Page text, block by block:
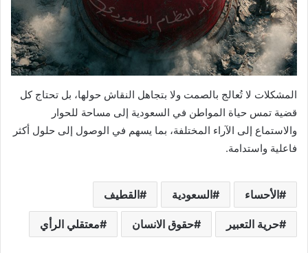
المشكلات لا تُعالج بالصمت ولا بتجاهل النقاش حولها، بل تحتاج كل
قضية تمس حياة المواطن في السعودية إلى مساحة للحوار
والاستماع إلى الآراء المختلفة، بما يسهم في الوصول إلى حلول أكثر
فاعلية واستدامة.
الأحساء السعودية القطيف
حرية التعبير حقوق الانسان معتقلي الرأي